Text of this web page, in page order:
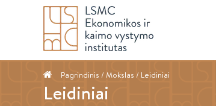
Pagrindinis / Mokslas / Leidiniai
Leidiniai